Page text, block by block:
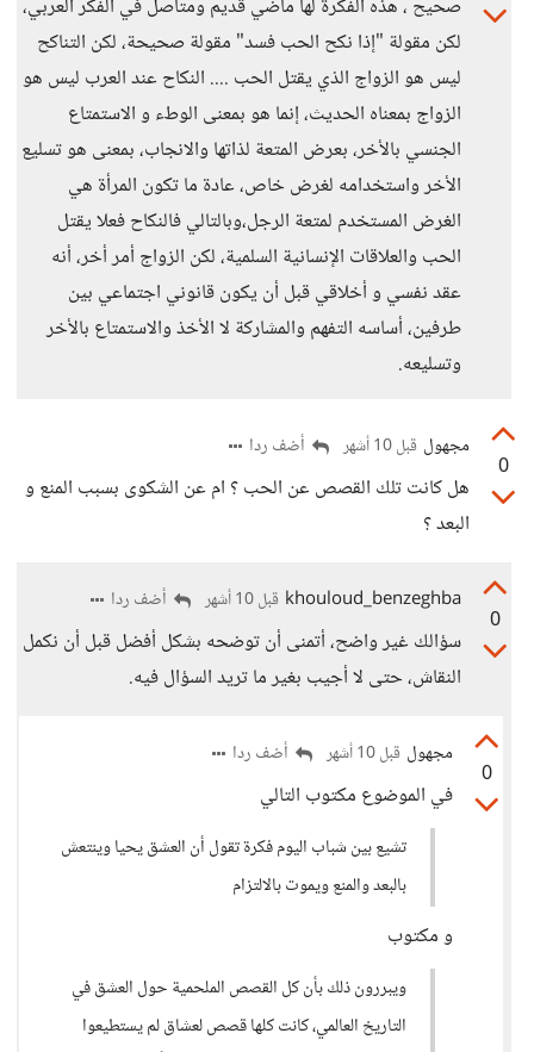
صحيح ، هذه الفكرة لها ماضي قديم ومتأصل في الفكر العربي،
لكن مقولة "إذا نكح الحب فسد" مقولة صحيحة، لكن التناكح
ليس هو الزواج الذي يقتل الحب .... النكاح عند العرب ليس هو
الزواج بمعناه الحديث، إنما هو بمعنى الوطء و الاستمتاع
الجنسي بالأخر، بعرض المتعة لذاتها والانجاب، بمعنى هو تسليع
الأخر واستخدامه لغرض خاص، عادة ما تكون المرأة هي
الغرض المستخدم لمتعة الرجل،وبالتالي فالنكاح فعلا يقتل
الحب والعلاقات الإنسانية السلمية، لكن الزواج أمر أخر، أنه
عقد نفسي و أخلاقي قبل أن يكون قانوني اجتماعي بين
طرفين، أساسه التفهم والمشاركة لا الأخذ والاستمتاع بالأخر
وتسليعه.
0
مجهول قبل 10 أشهر أضف ردا
هل كانت تلك القصص عن الحب ؟ ام عن الشكوى بسبب المنع و
البعد ؟
0
khouloud_benzeghba قبل 10 أشهر أضف ردا
سؤالك غير واضح، أتمنى أن توضحه بشكل أفضل قبل أن نكمل
النقاش، حتى لا أجيب بغير ما تريد السؤال فيه.
0
مجهول قبل 10 أشهر أضف ردا
في الموضوع مكتوب التالي
تشيع بين شباب اليوم فكرة تقول أن العشق يحيا وينتعش
بالبعد والمنع ويموت بالالتزام
و مكتوب
ويبررون ذلك بأن كل القصص الملحمية حول العشق في
التاريخ العالمي، كانت كلها قصص لعشاق لم يستطيعوا